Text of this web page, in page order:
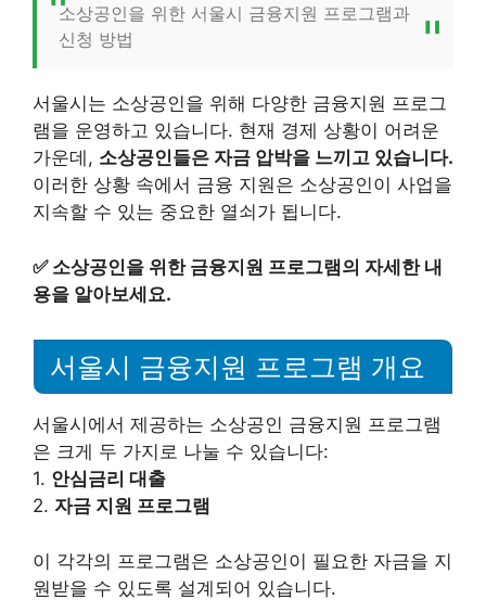
소상공인을 위한 서울시 금융지원 프로그램과
신청 방법
서울시는 소상공인을 위해 다양한 금융지원 프로그
램을 운영하고 있습니다. 현재 경제 상황이 어려운
가운데, 소상공인들은 자금 압박을 느끼고 있습니다.
이러한 상황 속에서 금융 지원은 소상공인이 사업을
지속할 수 있는 중요한 열쇠가 됩니다.
✅ 소상공인을 위한 금융지원 프로그램의 자세한 내
용을 알아보세요.
서울시 금융지원 프로그램 개요
서울시에서 제공하는 소상공인 금융지원 프로그램
은 크게 두 가지로 나눌 수 있습니다:
1. 안심금리 대출
2. 자금 지원 프로그램
이 각각의 프로그램은 소상공인이 필요한 자금을 지
원받을 수 있도록 설계되어 있습니다.